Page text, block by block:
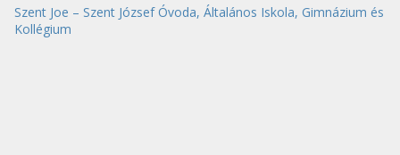
Szent Joe – Szent József Óvoda, Általános Iskola, Gimnázium és
Kollégium